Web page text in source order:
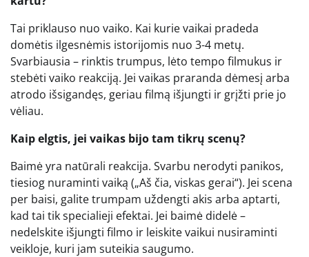
Tai priklauso nuo vaiko. Kai kurie vaikai pradeda
domėtis ilgesnėmis istorijomis nuo 3-4 metų.
Svarbiausia – rinktis trumpus, lėto tempo filmukus ir
stebėti vaiko reakciją. Jei vaikas praranda dėmesį arba
atrodo išsigandęs, geriau filmą išjungti ir grįžti prie jo
vėliau.
Kaip elgtis, jei vaikas bijo tam tikrų scenų?
Baimė yra natūrali reakcija. Svarbu nerodyti panikos,
tiesiog nuraminti vaiką („Aš čia, viskas gerai“). Jei scena
per baisi, galite trumpam uždengti akis arba aptarti,
kad tai tik specialieji efektai. Jei baimė didelė –
nedelskite išjungti filmo ir leiskite vaikui nusiraminti
veikloje, kuri jam suteikia saugumo.